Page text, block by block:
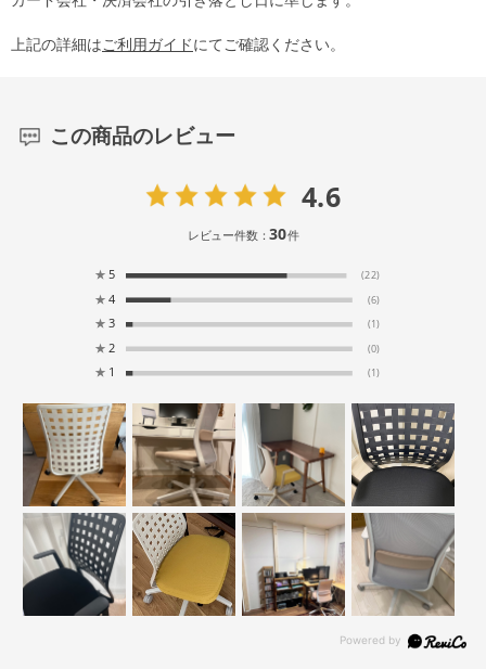
上記の詳細はご利用ガイドにてご確認ください。
この商品のレビュー
4.6
レビュー件数：30件
★ 5 (22)
★ 4 (6)
★ 3 (1)
★ 2 (0)
★ 1 (1)